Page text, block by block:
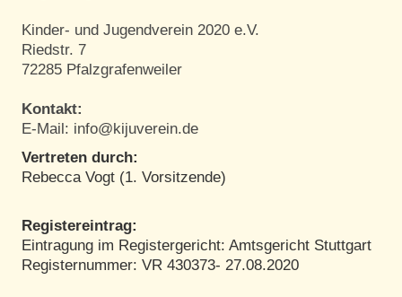
Kinder- und Jugendverein 2020 e.V.
Riedstr. 7
72285 Pfalzgrafenweiler
Kontakt:
E-Mail: info@kijuverein.de
Vertreten durch:
Rebecca Vogt (1. Vorsitzende)
Registereintrag:
Eintragung im Registergericht: Amtsgericht Stuttgart
Registernummer: VR 430373- 27.08.2020